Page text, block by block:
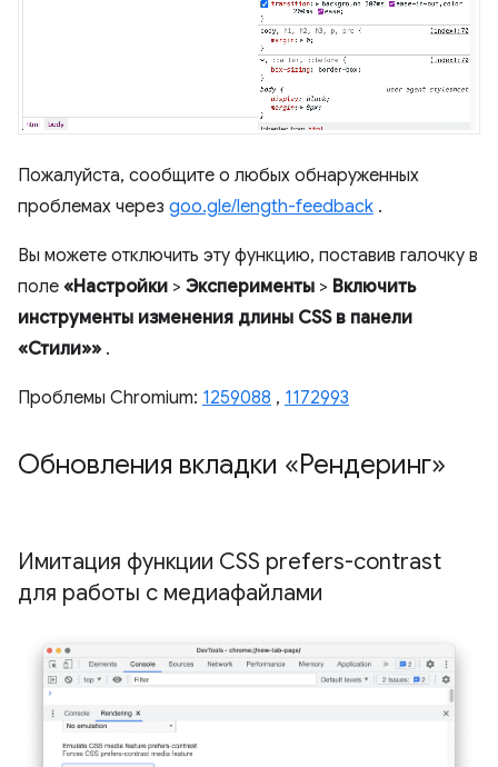
Пожалуйста, сообщите о любых обнаруженных
проблемах через goo.gle/length-feedback .
Вы можете отключить эту функцию, поставив галочку в
поле «Настройки > Эксперименты > Включить
инструменты изменения длины CSS в панели
«Стили»» .
Проблемы Chromium: 1259088 , 1172993
Обновления вкладки «Рендеринг»
Имитация функции CSS prefers-contrast
для работы с медиафайлами